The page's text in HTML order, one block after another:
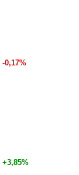
-0,17%
+3,85%